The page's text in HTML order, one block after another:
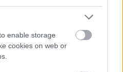
enable storage
cookies on web or
ukryte, aby poprawić